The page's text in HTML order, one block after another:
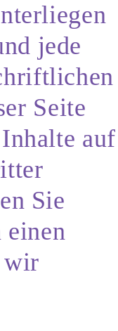
jede
Seite
auf
Sie
einen
wir